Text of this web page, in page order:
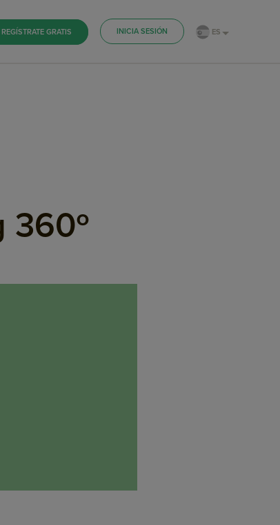
REGÍSTRATE GRATIS INICIA SESIÓN ES
360º